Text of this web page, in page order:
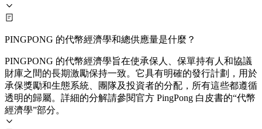
PINGPONG 的代幣經濟學和總供應量是什麼？
PINGPONG 的代幣經濟學旨在使承保人、保單持有人和協議
財庫之間的長期激勵保持一致。它具有明確的發行計劃，用於
承保獎勵和生態系統、團隊及投資者的分配，所有這些都遵循
透明的歸屬。詳細的分解請參閱官方 PingPong 白皮書的“代幣
經濟學”部分。